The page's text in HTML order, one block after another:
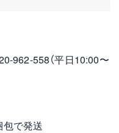
962-558（平日10:00〜
で発送